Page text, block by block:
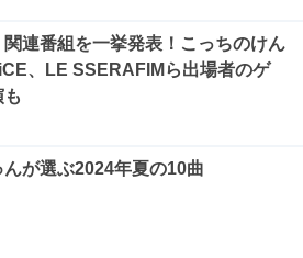
関連番組を一挙発表！こっちのけん
、LE SSERAFIMら出場者のゲ
も
んが選ぶ2024年夏の10曲